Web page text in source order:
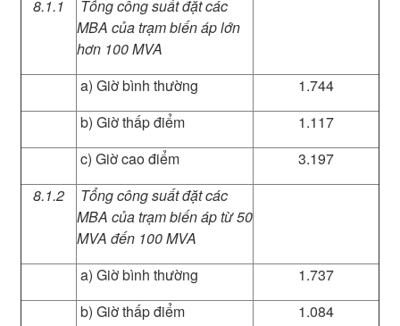
8.1.1
Tổng công suất đặt các
MBA của trạm biến áp lớn
hơn 100 MVA
a) Giờ bình thường
1.744
b) Giờ thấp điểm
1.117
c) Giờ cao điểm
3.197
8.1.2
Tổng công suất đặt các
MBA của trạm biến áp từ 50
MVA đến 100 MVA
a) Giờ bình thường
1.737
b) Giờ thấp điểm
1.084